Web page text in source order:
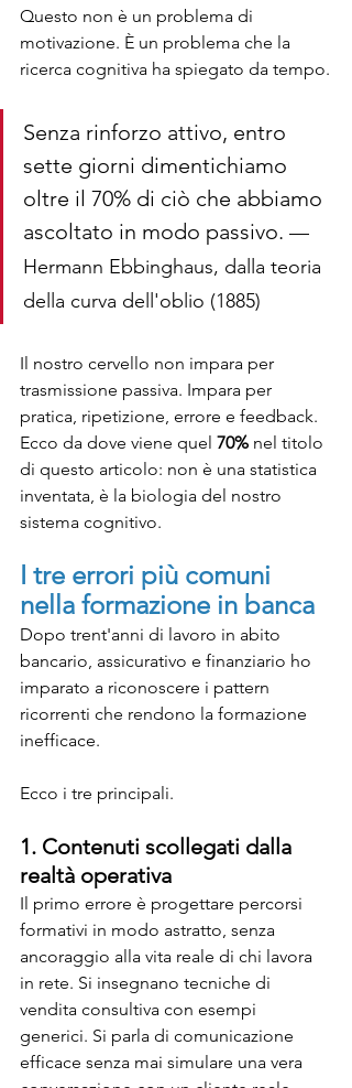
Questo non è un problema di
motivazione. È un problema che la
ricerca cognitiva ha spiegato da tempo.
Senza rinforzo attivo, entro
sette giorni dimentichiamo
oltre il 70% di ciò che abbiamo
ascoltato in modo passivo. —
Hermann Ebbinghaus, dalla teoria
della curva dell'oblio (1885)
Il nostro cervello non impara per
trasmissione passiva. Impara per
pratica, ripetizione, errore e feedback.
Ecco da dove viene quel 70% nel titolo
di questo articolo: non è una statistica
inventata, è la biologia del nostro
sistema cognitivo.
I tre errori più comuni
nella formazione in banca
Dopo trent'anni di lavoro in abito
bancario, assicurativo e finanziario ho
imparato a riconoscere i pattern
ricorrenti che rendono la formazione
inefficace.
Ecco i tre principali.
1. Contenuti scollegati dalla
realtà operativa
Il primo errore è progettare percorsi
formativi in modo astratto, senza
ancoraggio alla vita reale di chi lavora
in rete. Si insegnano tecniche di
vendita consultiva con esempi
generici. Si parla di comunicazione
efficace senza mai simulare una vera